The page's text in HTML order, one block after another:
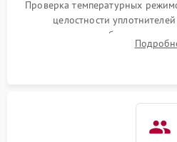
Проверка температурных
целостности
сопротивления обмоток
считывание кодов ошибок с